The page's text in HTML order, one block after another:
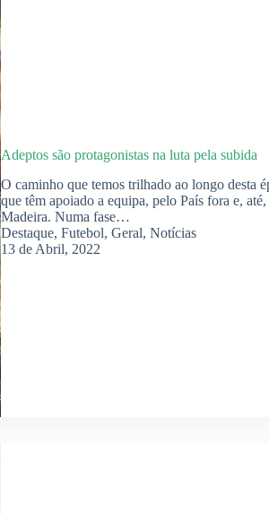
Adeptos são protagonistas na luta pela subida
O caminho que temos trilhado ao longo desta
que têm apoiado a equipa, pelo País fora e,
Madeira. Numa fase…
Destaque,Futebol,Geral,Notícias
13 de Abril, 2022